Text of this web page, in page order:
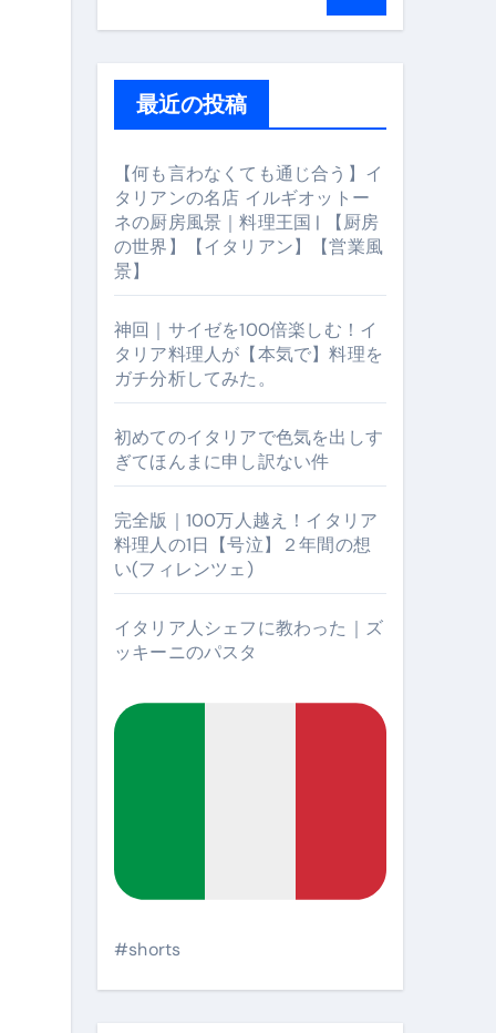
の世界】【イタリアン】【営業風景】
最近の投稿
【何も言わなくても通じ合う】イ
タリアンの名店 イルギオットー
ネの厨房風景｜料理王国 | 【厨房
の世界】【イタリアン】【営業風
景】
神回｜サイゼを100倍楽しむ！イ
タリア料理人が【本気で】料理を
ガチ分析してみた。
初めてのイタリアで色気を出しす
ぎてほんまに申し訳ない件
完全版｜100万人越え！イタリア
料理人の1日【号泣】２年間の想
い(フィレンツェ)
イタリア人シェフに教わった｜ズ
ッキーニのパスタ
#shorts